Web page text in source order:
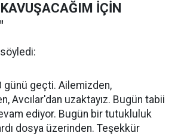
İÇİN
günü geçti. Ailemizden,
Avcılar'dan uzaktayız. Bugün tabii
ediyor. Bugün bir tutukluluk
dosya üzerinden. Teşekkür